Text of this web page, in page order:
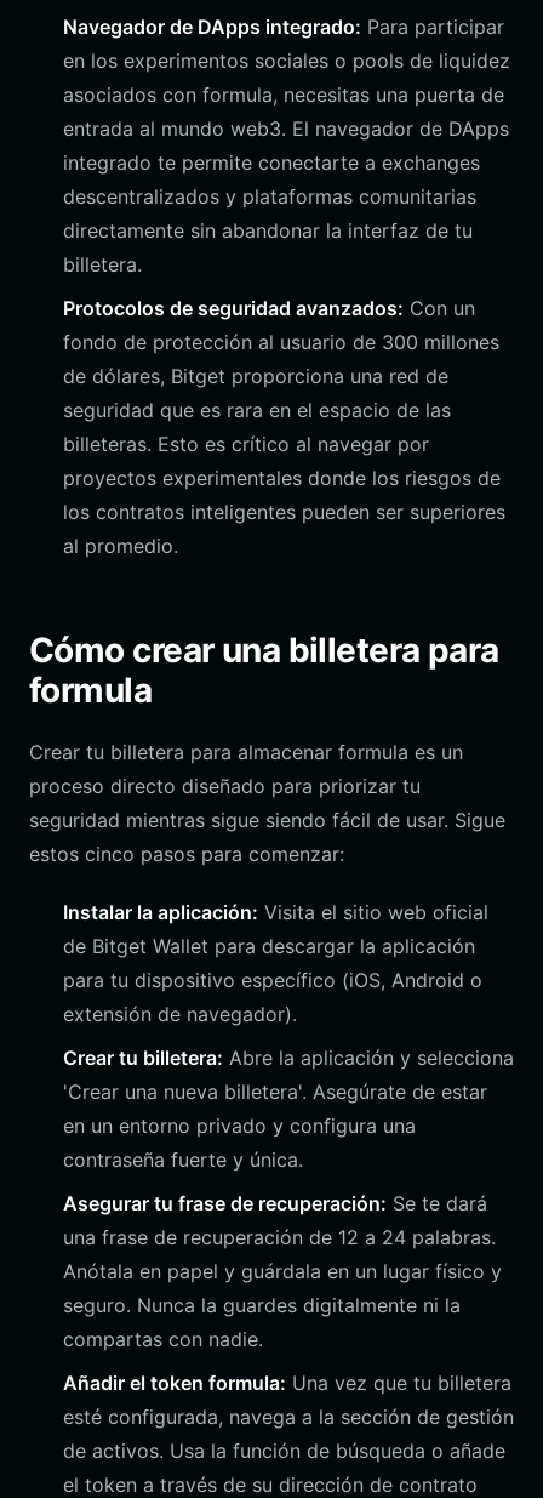
Navegador de DApps integrado: Para participar
en los experimentos sociales o pools de liquidez
asociados con formula, necesitas una puerta de
entrada al mundo web3. El navegador de DApps
integrado te permite conectarte a exchanges
descentralizados y plataformas comunitarias
directamente sin abandonar la interfaz de tu
billetera.
Protocolos de seguridad avanzados: Con un
fondo de protección al usuario de 300 millones
de dólares, Bitget proporciona una red de
seguridad que es rara en el espacio de las
billeteras. Esto es crítico al navegar por
proyectos experimentales donde los riesgos de
los contratos inteligentes pueden ser superiores
al promedio.
Cómo crear una billetera para
formula
Crear tu billetera para almacenar formula es un
proceso directo diseñado para priorizar tu
seguridad mientras sigue siendo fácil de usar. Sigue
estos cinco pasos para comenzar:
Instalar la aplicación: Visita el sitio web oficial
de Bitget Wallet para descargar la aplicación
para tu dispositivo específico (iOS, Android o
extensión de navegador).
Crear tu billetera: Abre la aplicación y selecciona
'Crear una nueva billetera'. Asegúrate de estar
en un entorno privado y configura una
contraseña fuerte y única.
Asegurar tu frase de recuperación: Se te dará
una frase de recuperación de 12 a 24 palabras.
Anótala en papel y guárdala en un lugar físico y
seguro. Nunca la guardes digitalmente ni la
compartas con nadie.
Añadir el token formula: Una vez que tu billetera
esté configurada, navega a la sección de gestión
de activos. Usa la función de búsqueda o añade
el token a través de su dirección de contrato